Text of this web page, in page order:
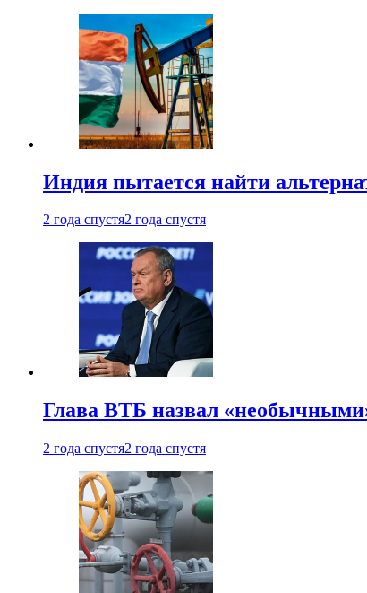
Индия пытается найти
2 года спустя2 года спустя
Глава ВТБ назвал
2 года спустя2 года спустя